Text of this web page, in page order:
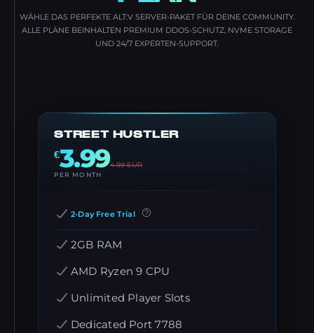
WÄHLE DAS PERFEKTE ALT:V SERVER-PAKET FÜR DEINE COMMUNITY.
ALLE PLÄNE BEINHALTEN PREMIUM DDOS-SCHUTZ, NVME STORAGE
UND 24/7 EXPERTEN-SUPPORT.
STREET HUSTLER
€3.994.99EUR
PER MONTH
2-Day Free Trial
2GB RAM
AMD Ryzen 9 CPU
Unlimited Player Slots
Dedicated Port 7788